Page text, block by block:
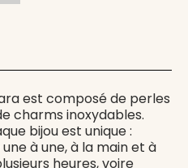
est composé de perles
charms inoxydables.
bijou est unique :
à une, à la main et à
heures, voire